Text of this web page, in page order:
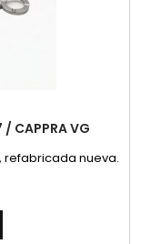
/ CAPPRA VG
refabricada nueva.